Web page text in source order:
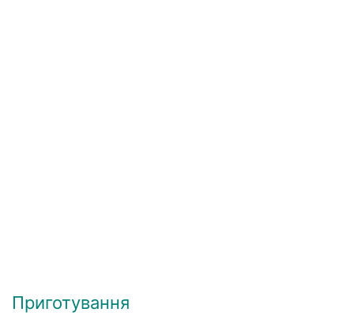
Приготування